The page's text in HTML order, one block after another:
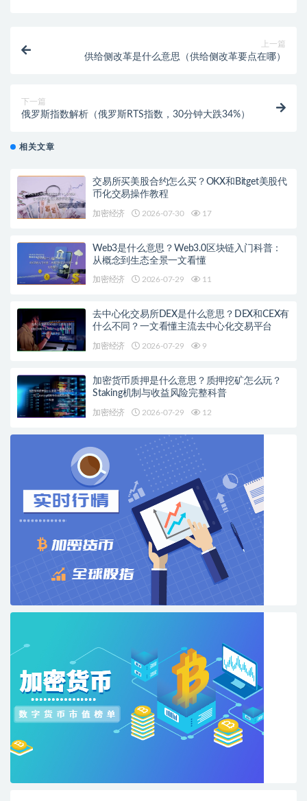
上一篇
供给侧改革是什么意思（供给侧改革要点在哪）
下一篇
俄罗斯指数解析（俄罗斯RTS指数，30分钟大跌34%）
相关文章
交易所买美股合约怎么买？OKX和Bitget美股代
币化交易操作教程
加密经济 2026-07-30 17
Web3是什么意思？Web3.0区块链入门科普：
从概念到生态全景一文看懂
加密经济 2026-07-29 11
去中心化交易所DEX是什么意思？DEX和CEX有
什么不同？一文看懂主流去中心化交易平台
加密经济 2026-07-29 9
加密货币质押是什么意思？质押挖矿怎么玩？
Staking机制与收益风险完整科普
加密经济 2026-07-29 12